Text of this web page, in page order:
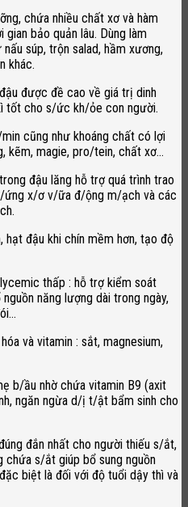
chứa nhiều chất xơ và hàm
bảo quản lâu. Dùng làm
súp, trộn salad, hầm xương,
khác.
được đề cao về giá trị dinh
tốt cho s/ức kh/ỏe con người.
cũng như khoáng chất có lợi
kẽm, magie, pro/tein, chất xơ…
đậu lăng hỗ trợ quá trình trao
ứng x/ơ v/ữa đ/ộng m/ạch và các
hạt đậu khi chín mềm hơn, tạo độ
thấp : hỗ trợ kiểm soát
năng lượng dài trong ngày,
và vitamin : sắt, magnesium,
b/ầu nhờ chứa vitamin B9 (axit
ngăn ngừa d/ị t/ật bẩm sinh cho
đắn nhất cho người thiếu s/ắt,
chứa s/ắt giúp bổ sung nguồn
biệt là đối với độ tuổi dậy thì và